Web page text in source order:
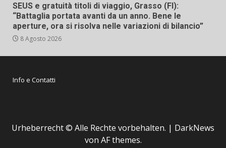
SEUS e gratuità titoli di viaggio, Grasso (FI):
“Battaglia portata avanti da un anno. Bene le
aperture, ora si risolva nelle variazioni di bilancio”
8 Agosto 2026
Info e Contatti
Urheberrecht © Alle Rechte vorbehalten. | DarkNews
von AF themes.